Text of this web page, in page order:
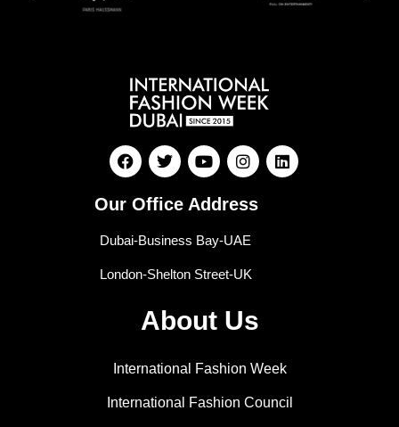
Our Office Address
Dubai-Business Bay-UAE
London-Shelton Street-UK
About Us
International Fashion Week
International Fashion Council